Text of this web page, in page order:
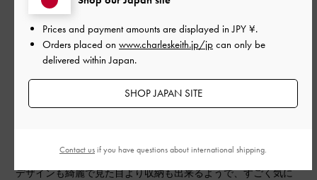
ましたが デザインも綺麗で見た
目より収納も出来るようで、す
ごく気に入ってくれました‼️ 生
地もしっかりしてます。ま
プレゼント用に購入させて頂きましたが
デザインも綺麗で見た目より収納も出来るようで、すごく気に
Prices and payment amounts are displayed inJPY ¥.
Orders placed on www.charleskeith.jp/jp can only be
delivered within Japan.
SHOP JAPAN SITE
Contact usif you have questions about international shipping.